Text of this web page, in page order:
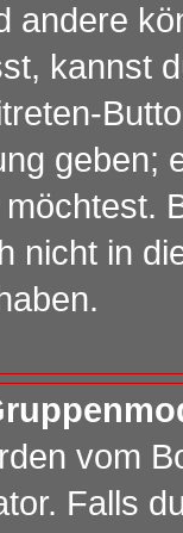
andere
kannst
geben;
nicht in
vom
Falls